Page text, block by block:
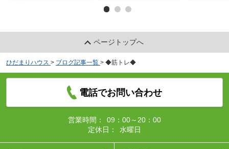
ページトップへ
ひだまりハウス > ブログ記事一覧 > ◆筋トレ◆
電話でお問い合わせ
営業時間：
09：00～20：00
定休日：
水曜日